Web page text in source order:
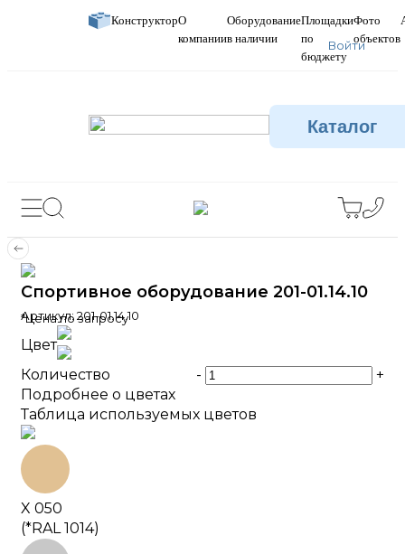
КонструкторО
компании
Оборудование
в наличии
Площадки
по
бюджету
Фото
объектов
Войти
Каталог
Спортивное оборудование 201-01.14.10
Артикул:201-01.14.10
*Цена по запросу
Цвет
Количество
-
+
Подробнее о цветах
Таблица используемых цветов
X 050
(*RAL 1014)